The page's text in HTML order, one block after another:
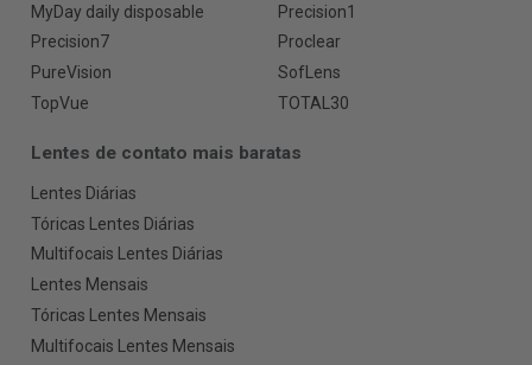
MyDay daily disposable
Precision1
Precision7
Proclear
PureVision
SofLens
TopVue
TOTAL30
Lentes de contato mais baratas
Lentes Diárias
Tóricas Lentes Diárias
Multifocais Lentes Diárias
Lentes Mensais
Tóricas Lentes Mensais
Multifocais Lentes Mensais